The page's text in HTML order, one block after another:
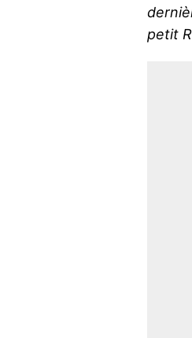
petit